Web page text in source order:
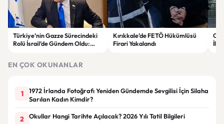
Türkiye’nin Gazze Sürecindeki
Rolü İsrail’de Gündem Oldu:
Kırıkkale’de FETÖ Hükümlüsü
Firari Yakalandı
EN ÇOK OKUNANLAR
1
1972 İrlanda Fotoğrafı Yeniden Gündemde Sevgilisi İçin Silaha
Sarılan Kadın Kimdir?
2 Okullar Hangi Tarihte Açılacak? 2026 Yılı Tatil Bilgileri